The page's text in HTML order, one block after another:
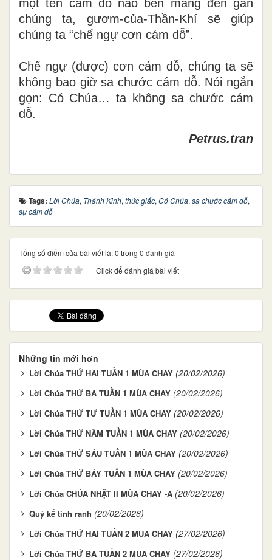
một tên cám dỗ nào bén mảng đến gần
chúng ta, gươm-của-Thần-Khí sẽ giúp
chúng ta “chế ngự cơn cám dỗ”.
Chế ngự (được) cơn cám dỗ, chúng ta sẽ
không bao giờ sa chước cám dỗ. Nói ngắn
gọn: Có Chúa… ta không sa chước cám
dỗ.
Petrus.tran
Tags: Lời Chúa, Thánh Kinh, thức giấc, Có Chúa, sa chước cám dỗ,
sự cám dỗ
Tổng số điểm của bài viết là: 0 trong 0 đánh giá
Click để đánh giá bài viết
Những tin mới hơn
Lời Chúa THỨ HAI TUẦN 1 MÙA CHAY (20/02/2026)
Lời Chúa THỨ BA TUẦN 1 MÙA CHAY (20/02/2026)
Lời Chúa THỨ TƯ TUẦN 1 MÙA CHAY (20/02/2026)
Lời Chúa THỨ NĂM TUẦN 1 MÙA CHAY (20/02/2026)
Lời Chúa THỨ SÁU TUẦN 1 MÙA CHAY (20/02/2026)
Lời Chúa THỨ BẢY TUẦN 1 MÙA CHAY (20/02/2026)
Lời Chúa CHÚA NHẬT II MÙA CHAY -A (20/02/2026)
Quỷ kế tinh ranh (20/02/2026)
Lời Chúa THỨ HAI TUẦN 2 MÙA CHAY (27/02/2026)
Lời Chúa THỨ BA TUẦN 2 MÙA CHAY (27/02/2026)